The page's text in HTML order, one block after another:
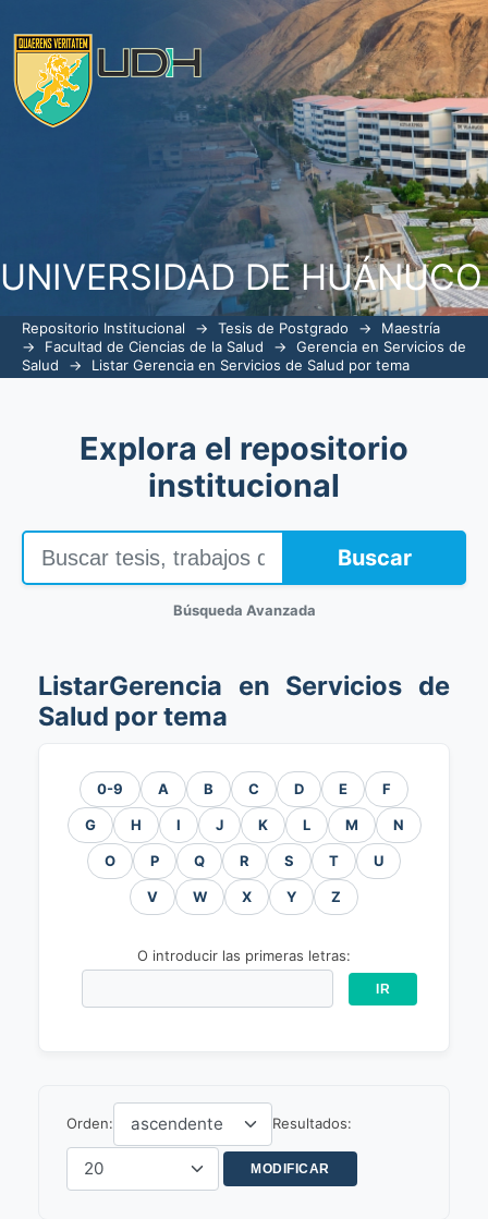
UNIVERSIDAD DE HUÁNUCO
ListarGerencia en Servicios de Salud
Repositorio Institucional → Tesis de Postgrado →
Maestría
→
Facultad de Ciencias de la Salud →
Gerencia en Servicios de
Salud
→ Listar Gerencia en Servicios de Salud por tema
Explora el repositorio
institucional
Buscar
Búsqueda Avanzada
ListarGerencia en Servicios de
Salud por tema
0-9 A B C D E F
G H I J K L M N
O P Q R S T U
V W X Y Z
O introducir las primeras letras:
Orden: Resultados: